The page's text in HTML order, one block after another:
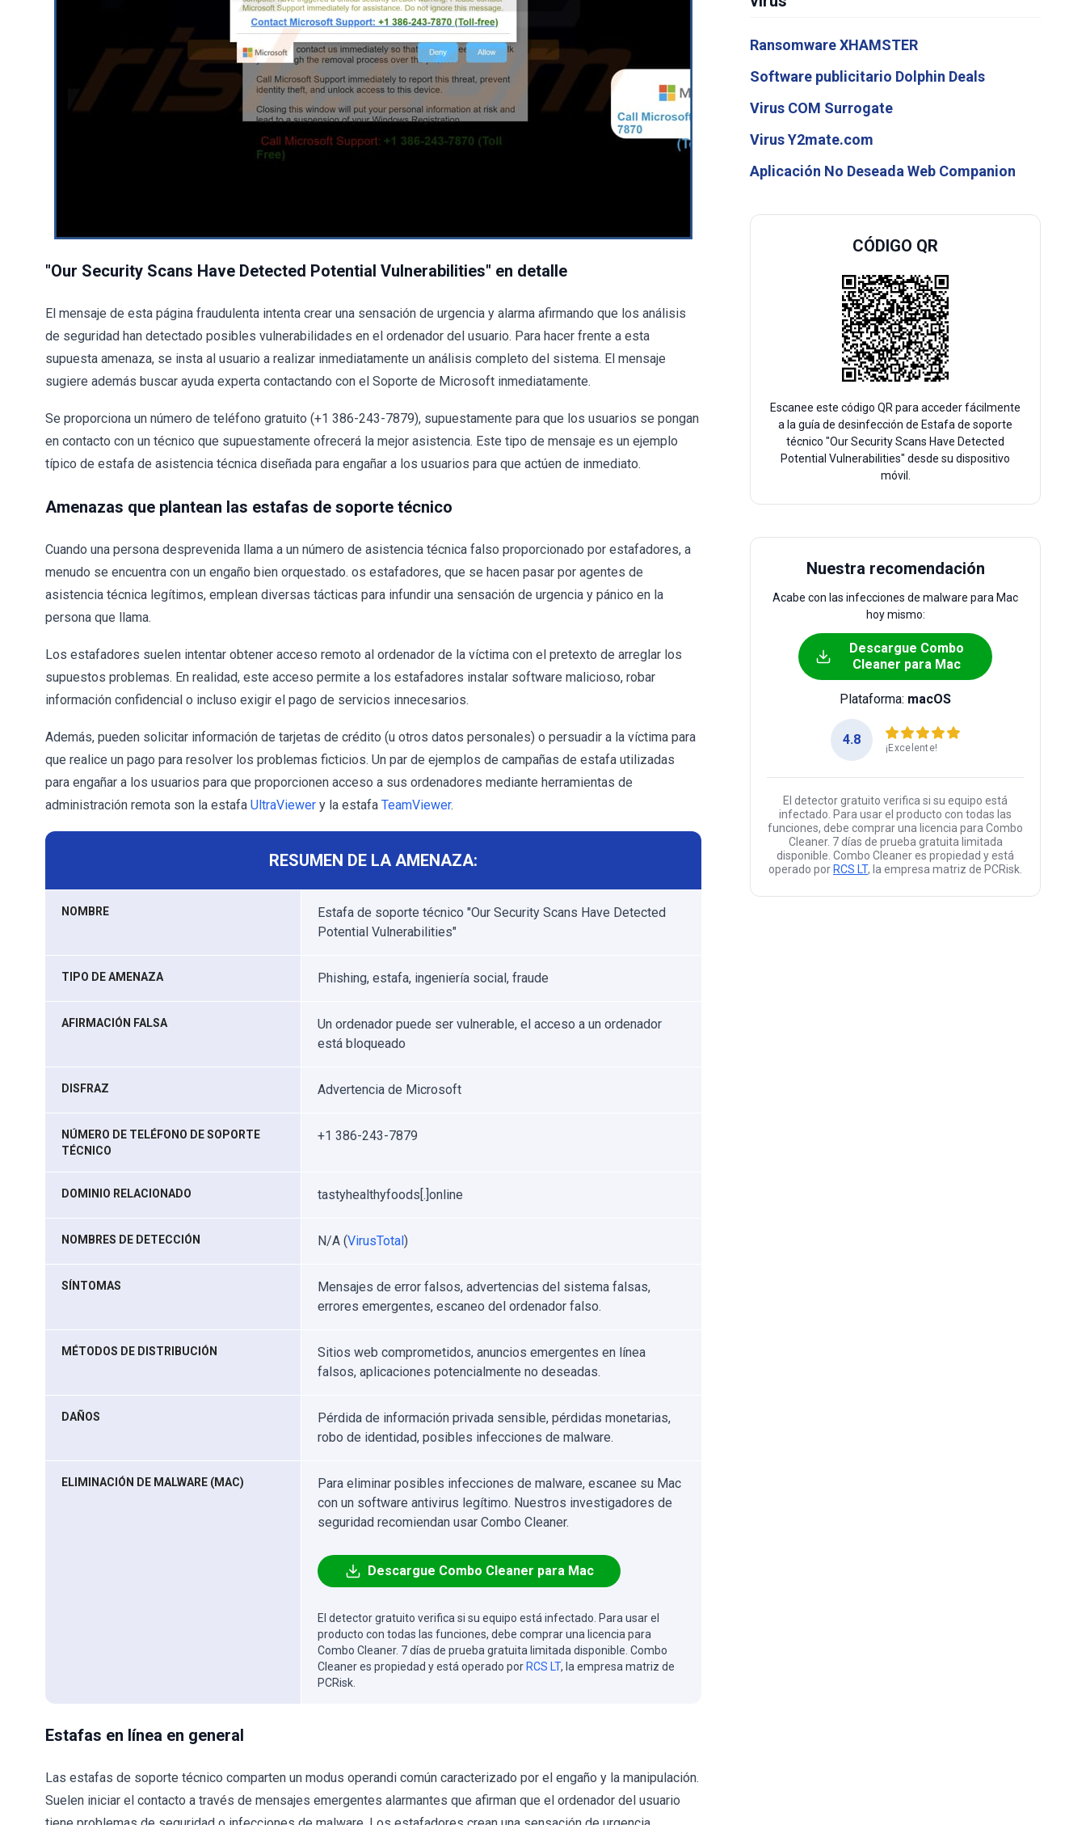
"Our Security Scans Have Detected Potential Vulnerabilities" en detalle
El mensaje de esta página fraudulenta intenta crear una sensación de urgencia y alarma afirmando que los análisis
de seguridad han detectado posibles vulnerabilidades en el ordenador del usuario. Para hacer frente a esta
supuesta amenaza, se insta al usuario a realizar inmediatamente un análisis completo del sistema. El mensaje
sugiere además buscar ayuda experta contactando con el Soporte de Microsoft inmediatamente.
Se proporciona un número de teléfono gratuito (+1 386-243-7879), supuestamente para que los usuarios se pongan
en contacto con un técnico que supuestamente ofrecerá la mejor asistencia. Este tipo de mensaje es un ejemplo
típico de estafa de asistencia técnica diseñada para engañar a los usuarios para que actúen de inmediato.
Amenazas que plantean las estafas de soporte técnico
Cuando una persona desprevenida llama a un número de asistencia técnica falso proporcionado por estafadores, a
menudo se encuentra con un engaño bien orquestado. os estafadores, que se hacen pasar por agentes de
asistencia técnica legítimos, emplean diversas tácticas para infundir una sensación de urgencia y pánico en la
persona que llama.
Los estafadores suelen intentar obtener acceso remoto al ordenador de la víctima con el pretexto de arreglar los
supuestos problemas. En realidad, este acceso permite a los estafadores instalar software malicioso, robar
información confidencial o incluso exigir el pago de servicios innecesarios.
Además, pueden solicitar información de tarjetas de crédito (u otros datos personales) o persuadir a la víctima para
que realice un pago para resolver los problemas ficticios. Un par de ejemplos de campañas de estafa utilizadas
para engañar a los usuarios para que proporcionen acceso a sus ordenadores mediante herramientas de
administración remota son la estafa UltraViewer y la estafa TeamViewer.
RESUMEN DE LA AMENAZA:
NOMBRE
Estafa de soporte técnico "Our Security Scans Have Detected
Potential Vulnerabilities"
TIPO DE AMENAZA Phishing, estafa, ingeniería social, fraude
AFIRMACIÓN FALSA
Un ordenador puede ser vulnerable, el acceso a un ordenador
está bloqueado
DISFRAZ Advertencia de Microsoft
NÚMERO DE TELÉFONO DE SOPORTE
TÉCNICO
+1 386-243-7879
DOMINIO RELACIONADO tastyhealthyfoods[.]online
NOMBRES DE DETECCIÓN N/A (VirusTotal)
SÍNTOMAS
Mensajes de error falsos, advertencias del sistema falsas,
errores emergentes, escaneo del ordenador falso.
MÉTODOS DE DISTRIBUCIÓN
Sitios web comprometidos, anuncios emergentes en línea
falsos, aplicaciones potencialmente no deseadas.
DAÑOS
Pérdida de información privada sensible, pérdidas monetarias,
robo de identidad, posibles infecciones de malware.
ELIMINACIÓN DE MALWARE (MAC)
Para eliminar posibles infecciones de malware, escanee su Mac
con un software antivirus legítimo. Nuestros investigadores de
seguridad recomiendan usar Combo Cleaner.
Descargue Combo Cleaner para Mac
El detector gratuito verifica si su equipo está infectado. Para usar el
producto con todas las funciones, debe comprar una licencia para
Combo Cleaner. 7 días de prueba gratuita limitada disponible. Combo
Cleaner es propiedad y está operado por RCS LT, la empresa matriz de
PCRisk.
Estafas en línea en general
Las estafas de soporte técnico comparten un modus operandi común caracterizado por el engaño y la manipulación.
Suelen iniciar el contacto a través de mensajes emergentes alarmantes que afirman que el ordenador del usuario
Ransomware XHAMSTER
Software publicitario Dolphin Deals
Virus COM Surrogate
Virus Y2mate.com
Aplicación No Deseada Web Companion
CÓDIGO QR
Escanee este código QR para acceder fácilmente
a la guía de desinfección de Estafa de soporte
técnico "Our Security Scans Have Detected
Potential Vulnerabilities" desde su dispositivo
móvil.
Nuestra recomendación
Acabe con las infecciones de malware para Mac
hoy mismo:
Descargue Combo
Cleaner para Mac
Plataforma: macOS
4.8
¡Excelente!
El detector gratuito verifica si su equipo está
infectado. Para usar el producto con todas las
funciones, debe comprar una licencia para Combo
Cleaner. 7 días de prueba gratuita limitada
disponible. Combo Cleaner es propiedad y está
operado por RCS LT, la empresa matriz de PCRisk.